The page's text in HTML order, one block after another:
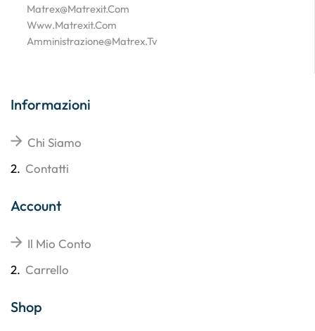
Matrex@matrexit.com
Www.matrexit.com
Amministrazione@matrex.tv
Informazioni
Chi Siamo
2. Contatti
Account
Il Mio Conto
2. Carrello
Shop